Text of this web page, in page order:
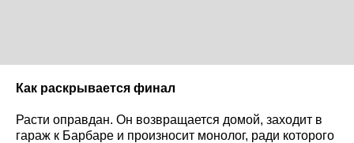
Как раскрывается финал
Расти оправдан. Он возвращается домой, заходит в
гараж к Барбаре и произносит монолог, ради которого